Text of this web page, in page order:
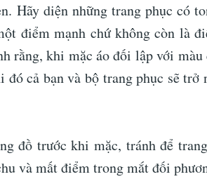
Hãy diện những trang phục có
điểm mạnh chứ không còn là
rằng, khi mặc áo đối lập với màu
cả bạn và bộ trang phục sẽ trở
đồ trước khi mặc, tránh để
và mất điểm trong mắt đối